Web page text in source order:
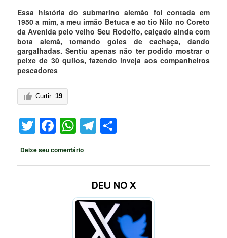
Essa história do submarino alemão foi contada em
1950 a mim, a meu irmão Betuca e ao tio Nilo no Coreto
da Avenida pelo velho Seu Rodolfo, calçado ainda com
bota alemã, tomando goles de cachaça, dando
gargalhadas. Sentiu apenas não ter podido mostrar o
peixe de 30 quilos, fazendo inveja aos companheiros
pescadores
Curtir 19
Twitter
Facebook
WhatsApp
Telegram
| Deixe seu comentário
DEU NO X